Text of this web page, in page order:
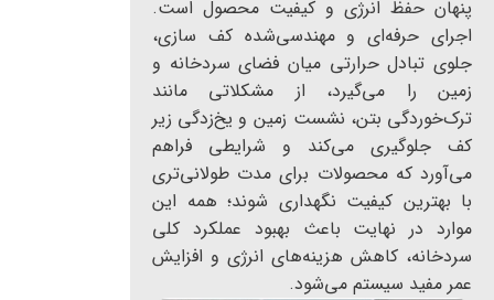
پنهان حفظ انرژی و کیفیت محصول است.
اجرای حرفه‌ای و مهندسی‌شده کف سازی،
جلوی تبادل حرارتی میان فضای سردخانه و
زمین را می‌گیرد، از مشکلاتی مانند
ترک‌خوردگی بتن، نشست زمین و یخ‌زدگی زیر
کف جلوگیری می‌کند و شرایطی فراهم
می‌آورد که محصولات برای مدت طولانی‌تری
با بهترین کیفیت نگهداری شوند؛ همه این
موارد در نهایت باعث بهبود عملکرد کلی
سردخانه، کاهش هزینه‌های انرژی و افزایش
عمر مفید سیستم می‌شود.